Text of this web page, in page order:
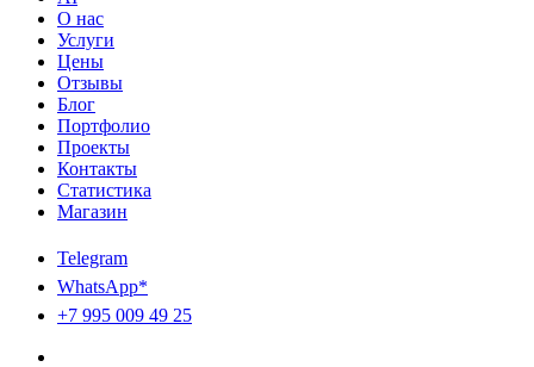
О нас
Услуги
Цены
Отзывы
Блог
Портфолио
Проекты
Контакты
Статистика
Магазин
Telegram
WhatsApp*
+7 995 009 49 25